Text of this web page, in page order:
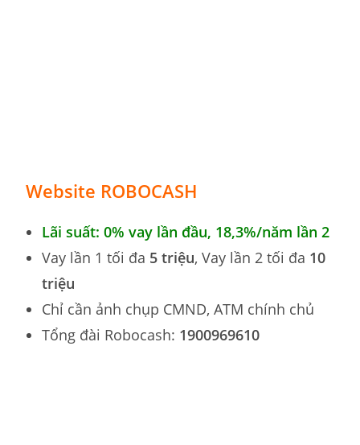
Website ROBOCASH
Lãi suất: 0% vay lần đầu, 18,3%/năm lần 2
Vay lần 1 tối đa 5 triệu, Vay lần 2 tối đa 10
triệu
Chỉ cần ảnh chụp CMND, ATM chính chủ
Tổng đài Robocash: 1900969610